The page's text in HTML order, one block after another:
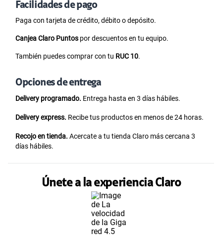
Facilidades de pago
Paga con tarjeta de crédito, débito o depósito.
Canjea Claro Puntos por descuentos en tu equipo.
También puedes comprar con tu RUC 10.
Opciones de entrega
Delivery programado. Entrega hasta en 3 días hábiles.
Delivery express. Recibe tus productos en menos de 24 horas.
Recojo en tienda. Acercate a tu tienda Claro más cercana 3
días hábiles.
Únete a la experiencia Claro